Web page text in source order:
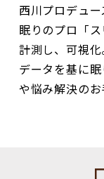
計測し、可視
データを基に
や悩み解決のお